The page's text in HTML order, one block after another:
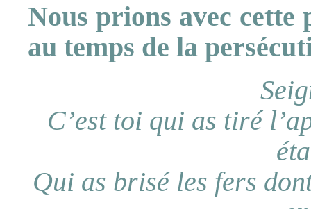
Nous prions avec cette
au temps de la
C’est toi qui as tiré
Qui as brisé les fers